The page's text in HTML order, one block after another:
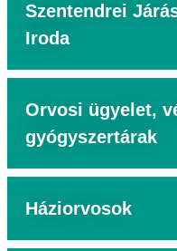
Szentendrei
Iroda
Orvosi ügyelet,
gyógyszertárak
Háziorvosok